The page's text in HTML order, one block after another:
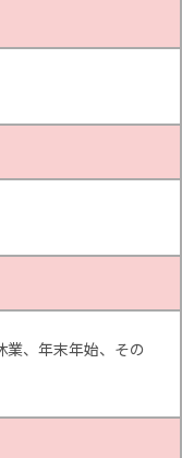
、年末年始、その